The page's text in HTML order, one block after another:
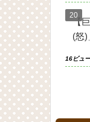
【
(怒)
16ビュー